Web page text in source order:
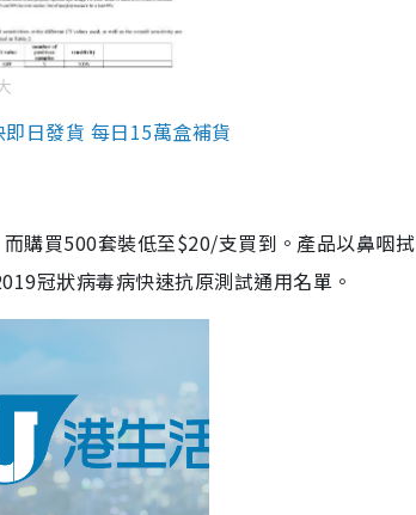
日發貨 每日15萬盒補貨
購買500套裝低至$20/支買到。產品以鼻咽
冠狀病毒病快速抗原測試通用名單。